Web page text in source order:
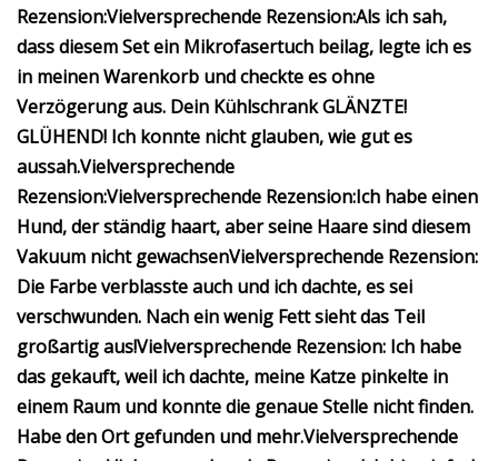
Rezension:Vielversprechende Rezension:Als ich sah,
dass diesem Set ein Mikrofasertuch beilag, legte ich es
in meinen Warenkorb und checkte es ohne
Verzögerung aus. Dein Kühlschrank GLÄNZTE!
GLÜHEND! Ich konnte nicht glauben, wie gut es
aussah.Vielversprechende
Rezension:Vielversprechende Rezension:Ich habe einen
Hund, der ständig haart, aber seine Haare sind diesem
Vakuum nicht gewachsenVielversprechende Rezension:
Die Farbe verblasste auch und ich dachte, es sei
verschwunden. Nach ein wenig Fett sieht das Teil
großartig aus!Vielversprechende Rezension: Ich habe
das gekauft, weil ich dachte, meine Katze pinkelte in
einem Raum und konnte die genaue Stelle nicht finden.
Habe den Ort gefunden und mehr.Vielversprechende